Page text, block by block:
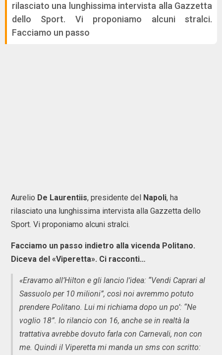
rilasciato una lunghissima intervista alla Gazzetta
dello Sport. Vi proponiamo alcuni stralci.
Facciamo un passo
Aurelio De Laurentiis, presidente del Napoli, ha
rilasciato una lunghissima intervista alla Gazzetta dello
Sport. Vi proponiamo alcuni stralci.
Facciamo un passo indietro alla vicenda Politano.
Diceva del «Viperetta». Ci racconti…
«Eravamo all’Hilton e gli lancio l’idea: “Vendi Caprari al
Sassuolo per 10 milioni”, così noi avremmo potuto
prendere Politano. Lui mi richiama dopo un po’: “Ne
voglio 18”. Io rilancio con 16, anche se in realtà la
trattativa avrebbe dovuto farla con Carnevali, non con
me. Quindi il Viperetta mi manda un sms con scritto: